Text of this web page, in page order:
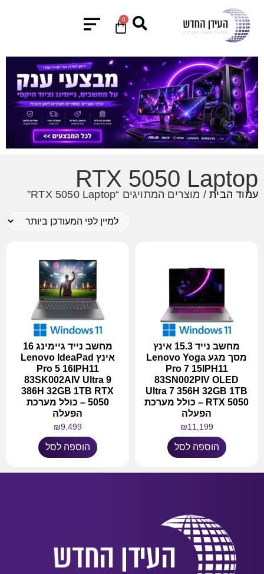
0
RTX 5050 Laptop
עמוד הבית/ מוצרים המתויגים “RTX 5050 Laptop”
מחשב נייד 15.3 אינץ
מסך מגע Lenovo Yoga
Pro 7 15IPH11
83SN002PIV OLED
Ultra 7 356H 32GB 1TB
RTX 5050 – כולל מערכת
הפעלה
₪11,199
הוספה לסל
מחשב נייד גיימינג 16
אינץ Lenovo IdeaPad
Pro 5 16IPH11
83SK002AIV Ultra 9
386H 32GB 1TB RTX
5050 – כולל מערכת
הפעלה
₪9,499
הוספה לסל